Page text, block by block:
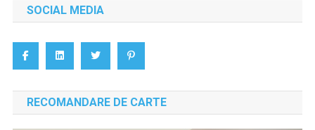
SOCIAL MEDIA
RECOMANDARE DE CARTE